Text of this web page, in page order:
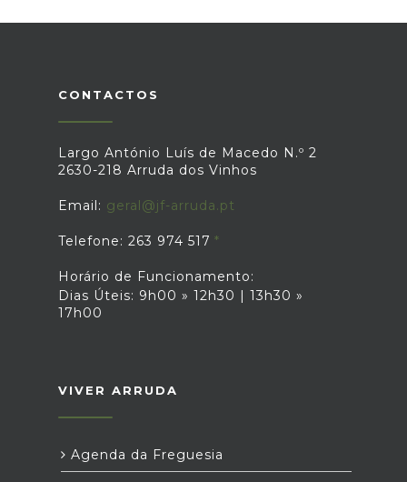
CONTACTOS
Largo António Luís de Macedo N.º 2
2630-218 Arruda dos Vinhos
Email: geral@jf-arruda.pt
Telefone: 263 974 517
Horário de Funcionamento:
Dias Úteis: 9h00 » 12h30 | 13h30 »
17h00
VIVER ARRUDA
Agenda da Freguesia